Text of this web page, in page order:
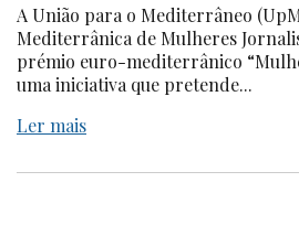
A União para o Mediterrâneo
Mediterrânica de Mulheres
prémio euro-mediterrânico
uma iniciativa que pretende...
Ler mais